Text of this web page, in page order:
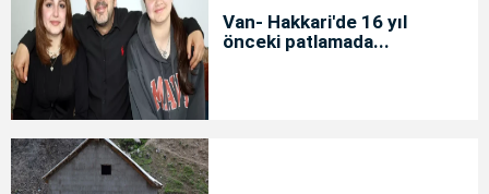
Van- Hakkari'de 16 yıl
önceki patlamada...